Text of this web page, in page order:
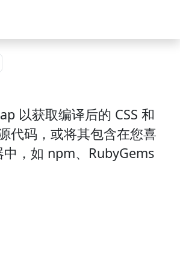
以获取编译后的 CSS 和
代码，或将其包含在您喜
，如 npm、RubyGems